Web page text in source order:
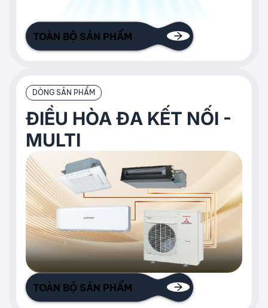
TOÀN BỘ SẢN PHẨM
DÒNG SẢN PHẨM
ĐIỀU HÒA ĐA KẾT NỐI -
MULTI
TOÀN BỘ SẢN PHẨM